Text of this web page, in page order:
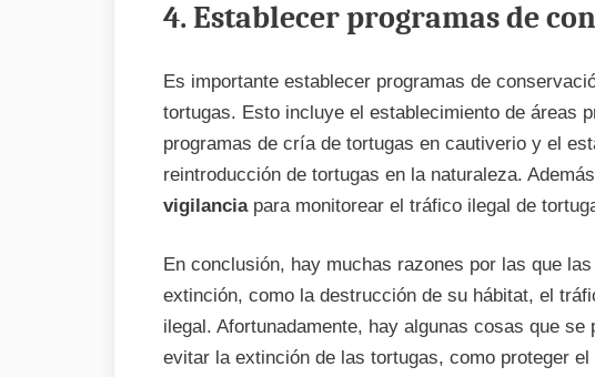
4. Establecer programas de
Es importante establecer programas de
tortugas. Esto incluye el establecimiento de áreas
programas de cría de tortugas en cautiverio y el
reintroducción de tortugas en la naturaleza.
vigilanciapara monitorear el tráfico ilegal de
En conclusión, hay muchas razones por las que
extinción, como la destrucción de su hábitat, el
ilegal. Afortunadamente, hay algunas cosas que se
evitar la extinción de las tortugas, como proteger